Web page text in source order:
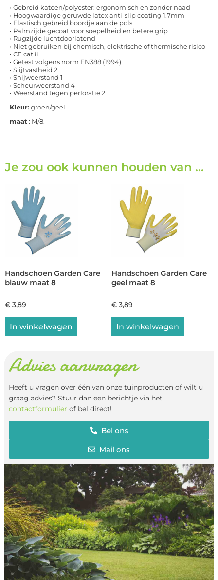
• Gebreid katoen/polyester: ergonomisch en zonder naad
• Hoogwaardige geruwde latex anti-slip coating 1,7mm
• Elastisch gebreid boordje aan de pols
• Palmzijde gecoat voor soepelheid en betere grip
• Rugzijde luchtdoorlatend
• Niet gebruiken bij chemisch, elektrische of thermische risico
• CE cat ii
• Getest volgens norm EN388 (1994)
• Slijtvastheid 2
• Snijweerstand 1
• Scheurweerstand 4
• Weerstand tegen perforatie 2
Kleur:groen/geel
maat : M/8.
Je zou ook kunnen houden van …
Handschoen Garden Care
blauw maat 8
€ 3,89
In winkelwagen
Handschoen Garden Care
geel maat 8
€ 3,89
In winkelwagen
Advies aanvragen
Heeft u vragen over één van onze tuinproducten of wilt u
graag advies? Stuur dan een berichtje via het
contactformulier of bel direct!
Bel ons
Mail ons